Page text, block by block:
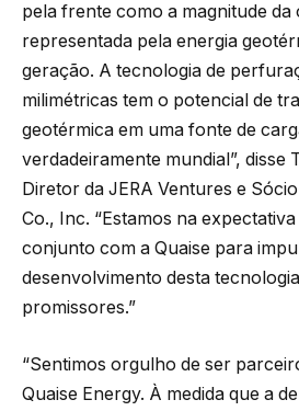
pela frente como a magnitude da
representada pela energia
geração. A tecnologia de
milimétricas tem o potencial de
geotérmica em uma fonte de
verdadeiramente mundial”, disse
Diretor da JERA Ventures e
Co., Inc. “Estamos na
conjunto com a Quaise para
desenvolvimento desta
promissores.”
“Sentimos orgulho de ser
Quaise Energy. À medida que a